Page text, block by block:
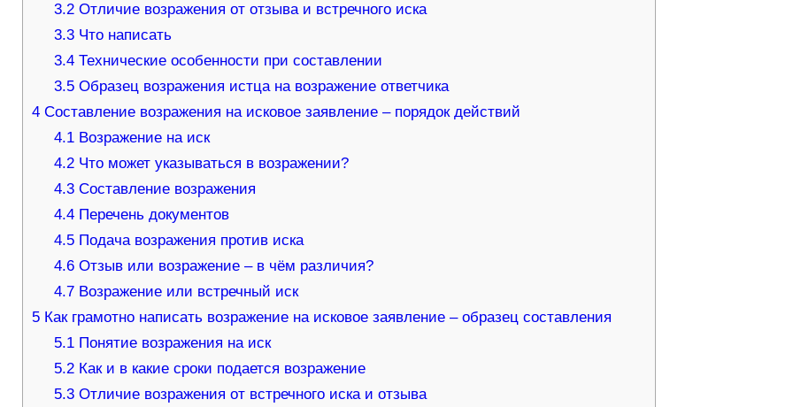
3.2 Отличие возражения от отзыва и встречного иска
3.3 Что написать
3.4 Технические особенности при составлении
3.5 Образец возражения истца на возражение ответчика
4Составление возражения на исковое заявление – порядок действий
4.1 Возражение на иск
4.2 Что может указываться в возражении?
4.3 Составление возражения
4.4 Перечень документов
4.5 Подача возражения против иска
4.6 Отзыв или возражение – в чём различия?
4.7 Возражение или встречный иск
5Как грамотно написать возражение на исковое заявление – образец составления
5.1 Понятие возражения на иск
5.2 Как и в какие сроки подается возражение
5.3 Отличие возражения от встречного иска и отзыва